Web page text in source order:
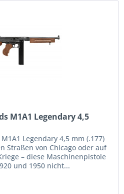
M1A1 Legendary 4,5
Legendary 4,5 mm (.177)
Straßen von Chicago oder auf
– diese Maschinenpistole
und 1950 nicht...